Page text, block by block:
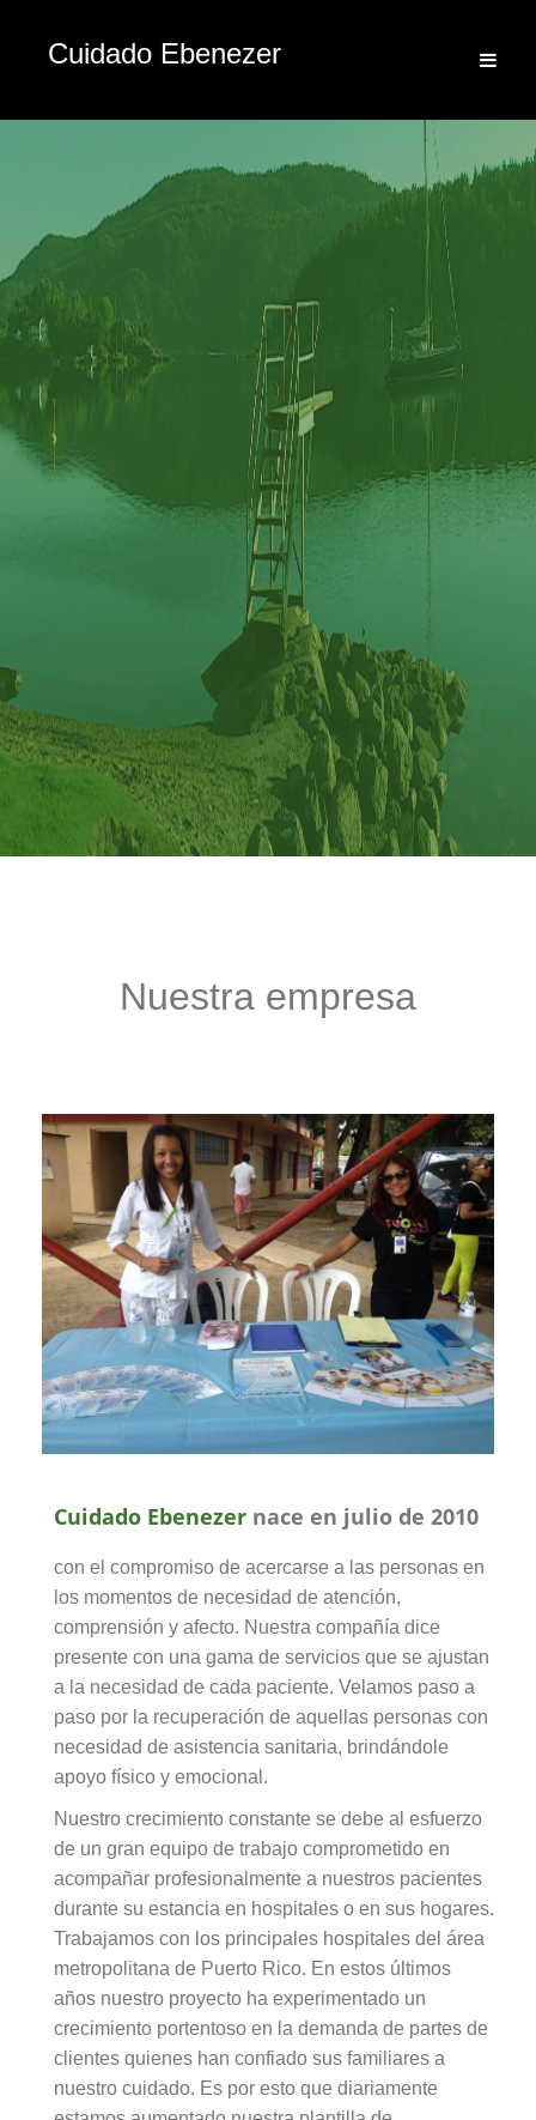
Cuidado Ebenezer
En todo momento contigo
Servicio las 24 horas
Nuestra empresa
Cuidado Ebenezer nace en julio de 2010
con el compromiso de acercarse a las personas en
los momentos de necesidad de atención,
comprensión y afecto. Nuestra compañía dice
presente con una gama de servicios que se ajustan
a la necesidad de cada paciente. Velamos paso a
paso por la recuperación de aquellas personas con
necesidad de asistencia sanitaria, brindándole
apoyo físico y emocional.
Nuestro crecimiento constante se debe al esfuerzo
de un gran equipo de trabajo comprometido en
acompañar profesionalmente a nuestros pacientes
durante su estancia en hospitales o en sus hogares.
Trabajamos con los principales hospitales del área
metropolitana de Puerto Rico. En estos últimos
años nuestro proyecto ha experimentado un
crecimiento portentoso en la demanda de partes de
clientes quienes han confiado sus familiares a
nuestro cuidado. Es por esto que diariamente